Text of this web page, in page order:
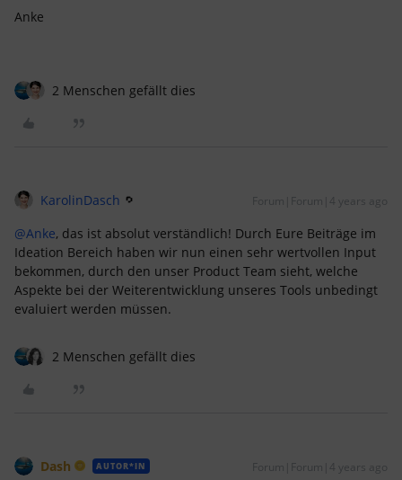
Anke
2 Menschen gefällt dies
KarolinDasch Forum|Forum|4 years ago
@Anke, das ist absolut verständlich! Durch Eure Beiträge im
Ideation Bereich haben wir nun einen sehr wertvollen Input
bekommen, durch den unser Product Team sieht, welche
Aspekte bei der Weiterentwicklung unseres Tools unbedingt
evaluiert werden müssen.
2 Menschen gefällt dies
Dash AUTOR*IN Forum|Forum|4 years ago